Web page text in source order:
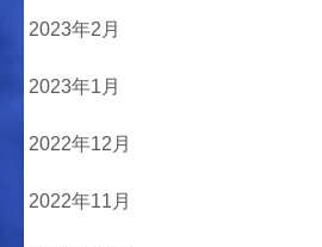
2023年2月
2023年1月
2022年12月
2022年11月